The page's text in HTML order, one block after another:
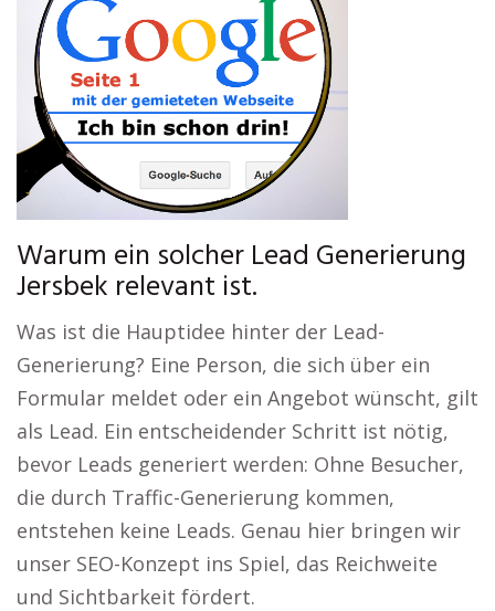
Warum ein solcher Lead Generierung
Jersbek relevant ist.
Was ist die Hauptidee hinter der Lead-
Generierung? Eine Person, die sich über ein
Formular meldet oder ein Angebot wünscht, gilt
als Lead. Ein entscheidender Schritt ist nötig,
bevor Leads generiert werden: Ohne Besucher,
die durch Traffic-Generierung kommen,
entstehen keine Leads. Genau hier bringen wir
unser SEO-Konzept ins Spiel, das Reichweite
und Sichtbarkeit fördert.